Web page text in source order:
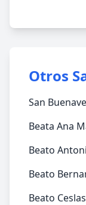
Otros
San
Beata Ana
Beato
Beato
Beato